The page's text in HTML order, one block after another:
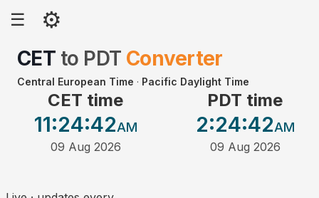
☰ ⚙
CET to PDT Converter
Central European Time · Pacific Daylight Time
CET time
11:24:42AM
09 Aug 2026
PDT time
2:24:42AM
09 Aug 2026